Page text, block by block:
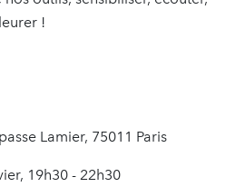
!
Lamier, 75011 Paris
19h30 - 22h30